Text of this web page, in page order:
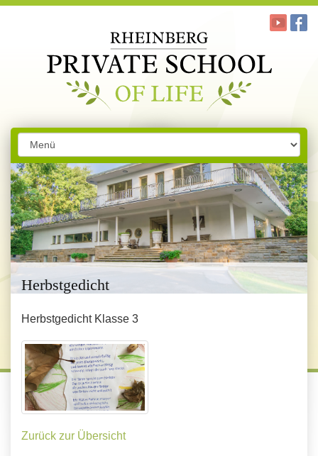
Herbstgedicht
Herbstgedicht Klasse 3
Zurück zur Übersicht